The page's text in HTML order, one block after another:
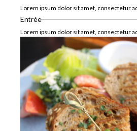
Lorem ipsum dolor sit amet, consectetur
Entrée
Lorem ipsum dolor sit amet, consectetur